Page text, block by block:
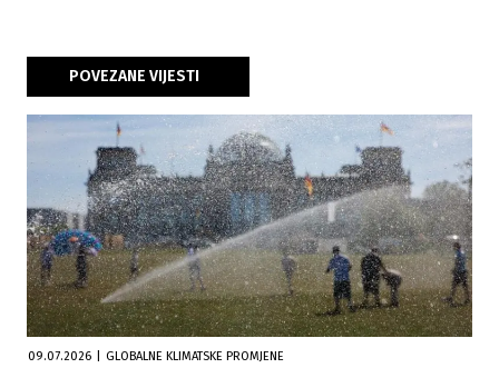
POVEZANE VIJESTI
09.07.2026 GLOBALNE KLIMATSKE PROMJENE